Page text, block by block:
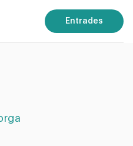
Entrades